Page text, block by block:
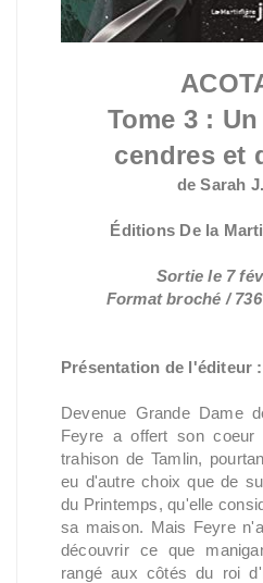
Tome 3 :
cendres et
de Sarah
Éditions De la
Sortie le 7
Format broché /
Présentation de l'éditeur :
Devenue Grande Dame
Feyre a offert son
trahison de Tamlin,
eu d'autre choix que de
du Printemps, qu'elle
sa maison. Mais Feyre
découvrir ce que
rangé aux côtés du roi